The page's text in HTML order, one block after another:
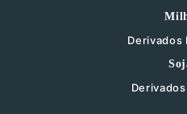
Derivados